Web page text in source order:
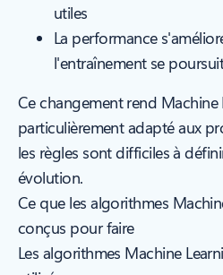
utiles
La performance
l'entraînement se poursuit
Ce changement rend Machine
particulièrement adapté aux
les règles sont difficiles à
évolution.
Ce que les algorithmes
conçus pour faire
Les algorithmes Machine